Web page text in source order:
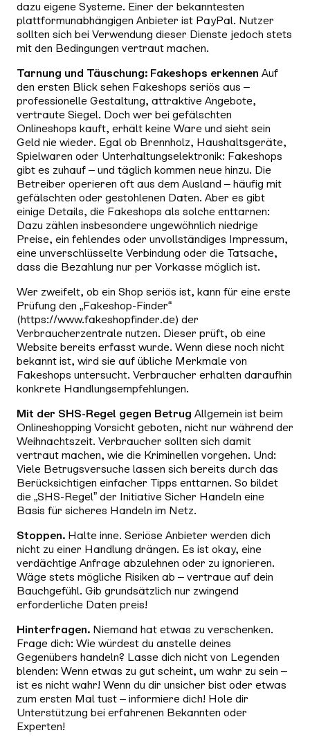
dazu eigene Systeme. Einer der bekanntesten
plattformunabhängigen Anbieter ist PayPal. Nutzer
sollten sich bei Verwendung dieser Dienste jedoch stets
mit den Bedingungen vertraut machen.
Tarnung und Täuschung: Fakeshops erkennen Auf
den ersten Blick sehen Fakeshops seriös aus –
professionelle Gestaltung, attraktive Angebote,
vertraute Siegel. Doch wer bei gefälschten
Onlineshops kauft, erhält keine Ware und sieht sein
Geld nie wieder. Egal ob Brennholz, Haushaltsgeräte,
Spielwaren oder Unterhaltungselektronik: Fakeshops
gibt es zuhauf – und täglich kommen neue hinzu. Die
Betreiber operieren oft aus dem Ausland – häufig mit
gefälschten oder gestohlenen Daten. Aber es gibt
einige Details, die Fakeshops als solche enttarnen:
Dazu zählen insbesondere ungewöhnlich niedrige
Preise, ein fehlendes oder unvollständiges Impressum,
eine unverschlüsselte Verbindung oder die Tatsache,
dass die Bezahlung nur per Vorkasse möglich ist.
Wer zweifelt, ob ein Shop seriös ist, kann für eine erste
Prüfung den „Fakeshop-Finder“
(https://www.fakeshopfinder.de) der
Verbraucherzentrale nutzen. Dieser prüft, ob eine
Website bereits erfasst wurde. Wenn diese noch nicht
bekannt ist, wird sie auf übliche Merkmale von
Fakeshops untersucht. Verbraucher erhalten daraufhin
konkrete Handlungsempfehlungen.
Mit der SHS-Regel gegen Betrug Allgemein ist beim
Onlineshopping Vorsicht geboten, nicht nur während der
Weihnachtszeit. Verbraucher sollten sich damit
vertraut machen, wie die Kriminellen vorgehen. Und:
Viele Betrugsversuche lassen sich bereits durch das
Berücksichtigen einfacher Tipps enttarnen. So bildet
die „SHS-Regel” der Initiative Sicher Handeln eine
Basis für sicheres Handeln im Netz.
Stoppen. Halte inne. Seriöse Anbieter werden dich
nicht zu einer Handlung drängen. Es ist okay, eine
verdächtige Anfrage abzulehnen oder zu ignorieren.
Wäge stets mögliche Risiken ab – vertraue auf dein
Bauchgefühl. Gib grundsätzlich nur zwingend
erforderliche Daten preis!
Hinterfragen. Niemand hat etwas zu verschenken.
Frage dich: Wie würdest du anstelle deines
Gegenübers handeln? Lasse dich nicht von Legenden
blenden: Wenn etwas zu gut scheint, um wahr zu sein –
ist es nicht wahr! Wenn du dir unsicher bist oder etwas
zum ersten Mal tust – informiere dich! Hole dir
Unterstützung bei erfahrenen Bekannten oder
Experten!